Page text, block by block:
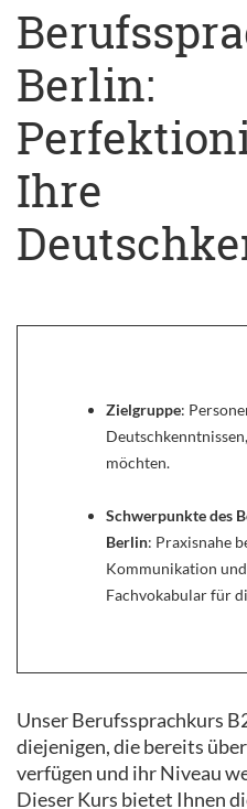
Berlin:
Ihre
Zielgruppe:
möchten.
Schwerpunkte des
Berlin: Praxisnahe
Kommunikation
Fachvokabular für
Unser Berufssprachkurs
diejenigen, die bereits
verfügen und ihr Niveau
Dieser Kurs bietet Ihnen